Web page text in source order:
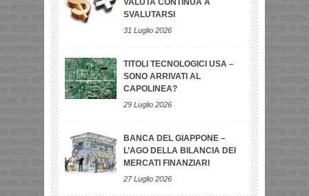
SVALUTARSI
31 Luglio 2026
TITOLI TECNOLOGICI USA –
SONO ARRIVATI AL
CAPOLINEA?
29 Luglio 2026
BANCA DEL GIAPPONE –
L’AGO DELLA BILANCIA DEI
MERCATI FINANZIARI
27 Luglio 2026